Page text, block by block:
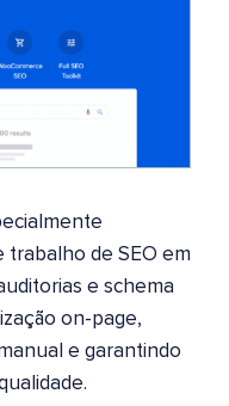
trabalho de SEO em
e schema
on-page,
e garantindo